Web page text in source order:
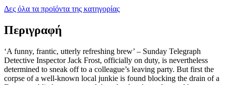
Δες όλα τα προϊόντα της κατηγορίας
Περιγραφή
‘A funny, frantic, utterly refreshing brew’ – Sunday Telegraph
Detective Inspector Jack Frost, officially on duty, is nevertheless
determined to sneak off to a colleague’s leaving party. But first the
corpse of a well-known local junkie is found blocking the drain of a